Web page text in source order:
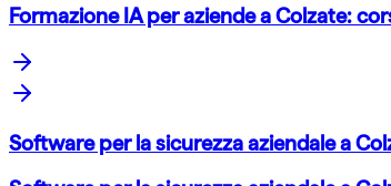
Formazione IA per aziende a Colzate:
Software per la sicurezza aziendale a